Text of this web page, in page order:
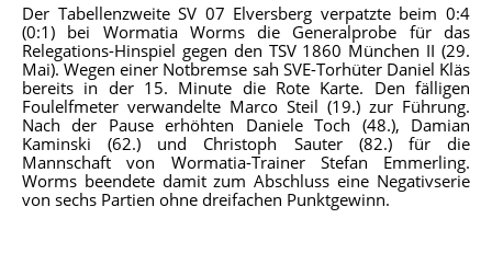
Der Tabellenzweite SV 07 Elversberg verpatzte beim 0:4
(0:1) bei Wormatia Worms die Generalprobe für das
Relegations-Hinspiel gegen den TSV 1860 München II (29.
Mai). Wegen einer Notbremse sah SVE-Torhüter Daniel Kläs
bereits in der 15. Minute die Rote Karte. Den fälligen
Foulelfmeter verwandelte Marco Steil (19.) zur Führung.
Nach der Pause erhöhten Daniele Toch (48.), Damian
Kaminski (62.) und Christoph Sauter (82.) für die
Mannschaft von Wormatia-Trainer Stefan Emmerling.
Worms beendete damit zum Abschluss eine Negativserie
von sechs Partien ohne dreifachen Punktgewinn.